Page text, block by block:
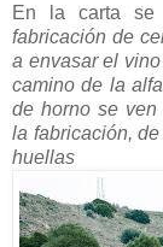
En la carta se
fabricación de
a envasar el
camino de la
de horno se ven
la fabricación,